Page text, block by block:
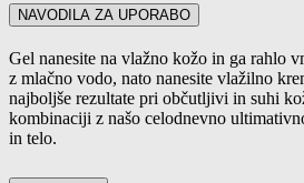
NAVODILA ZA UPORABO
Gel nanesite na vlažno kožo in ga rahlo
z mlačno vodo, nato nanesite vlažilno
najboljše rezultate pri občutljivi in suhi
kombinaciji z našo celodnevno
in telo.